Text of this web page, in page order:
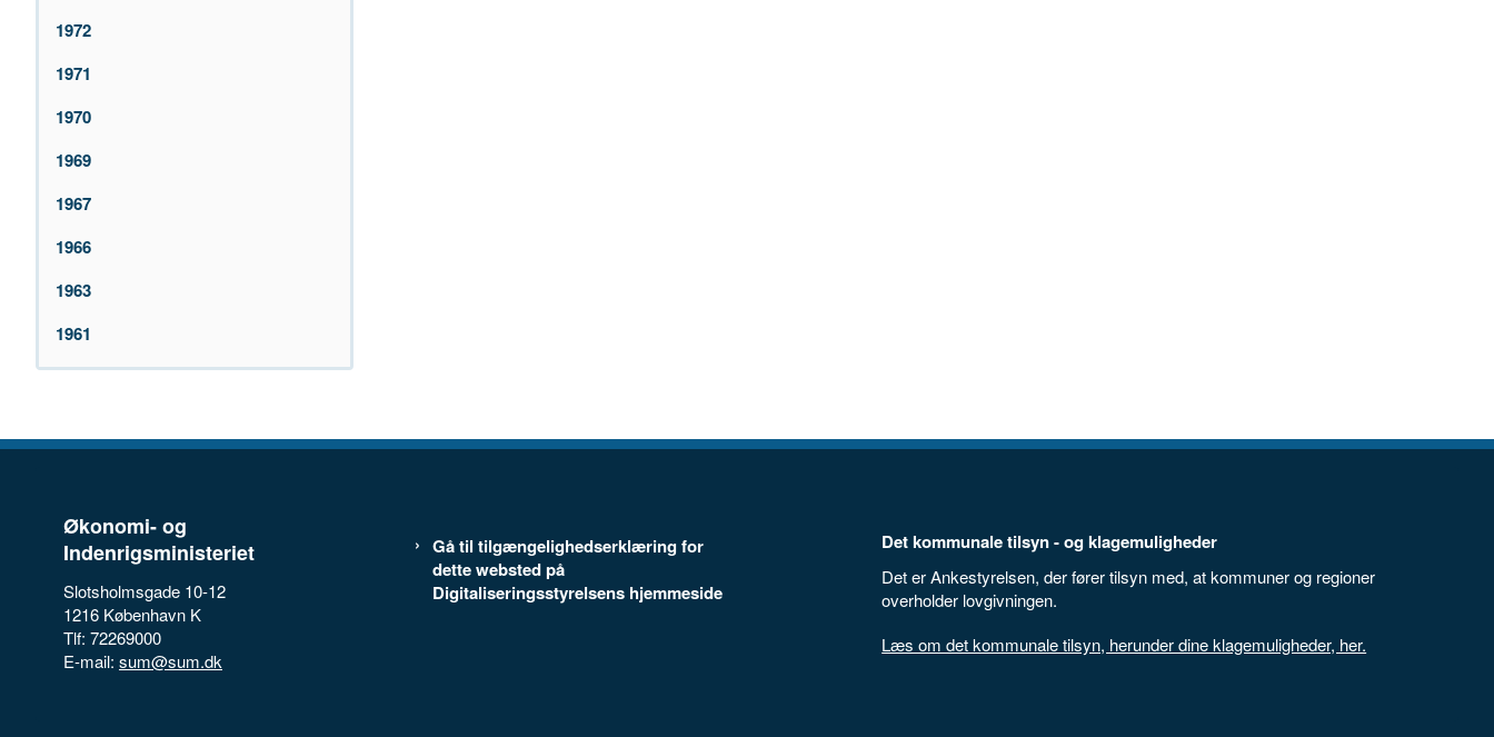
1972
1971
1970
1969
1967
1966
1963
1961
Økonomi- og
Indenrigsministeriet
Slotsholmsgade 10-12
1216 København K
Tlf: 72269000
E-mail: sum@sum.dk
Gå til tilgængelighedserklæring for
dette websted på
Digitaliseringsstyrelsens hjemmeside
Det kommunale tilsyn - og klagemuligheder
Det er Ankestyrelsen, der fører tilsyn med, at kommuner og regioner
overholder lovgivningen.
Læs om det kommunale tilsyn, herunder dine klagemuligheder, her.